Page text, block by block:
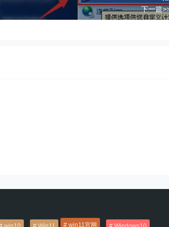
下一篇
win11官网